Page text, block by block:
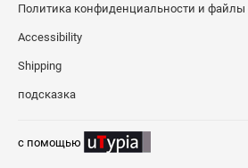
Политика конфиденциальности и файлы
Accessibility
Shipping
подсказка
c помощью